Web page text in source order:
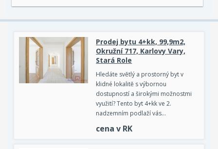
Prodej bytu 4+kk, 99,9m2,
Okružní 717, Karlovy Vary,
Stará Role
Hledáte světlý a prostorný byt v
klidné lokalitě s výbornou
dostupností a širokými možnostmi
využití? Tento byt 4+kk ve 2.
nadzemním podlaží vás…
cena v RK